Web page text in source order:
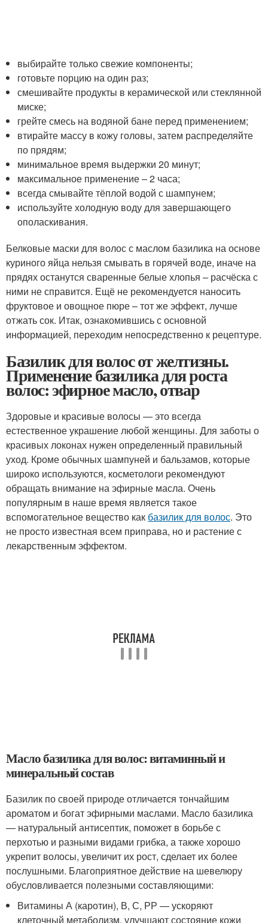
выбирайте только свежие компоненты;
готовьте порцию на один раз;
смешивайте продукты в керамической или стеклянной
миске;
грейте смесь на водяной бане перед применением;
втирайте массу в кожу головы, затем распределяйте
по прядям;
минимальное время выдержки 20 минут;
максимальное применение – 2 часа;
всегда смывайте тёплой водой с шампунем;
используйте холодную воду для завершающего
ополаскивания.
Белковые маски для волос с маслом базилика на основе
куриного яйца нельзя смывать в горячей воде, иначе на
прядях останутся сваренные белые хлопья – расчёска с
ними не справится. Ещё не рекомендуется наносить
фруктовое и овощное пюре – тот же эффект, лучше
отжать сок. Итак, ознакомившись с основной
информацией, переходим непосредственно к рецептуре.
Базилик для волос от желтизны.
Применение базилика для роста
волос: эфирное масло, отвар
Здоровые и красивые волосы — это всегда
естественное украшение любой женщины. Для заботы о
красивых локонах нужен определенный правильный
уход. Кроме обычных шампуней и бальзамов, которые
широко используются, косметологи рекомендуют
обращать внимание на эфирные масла. Очень
популярным в наше время является такое
вспомогательное вещество как базилик для волос. Это
не просто известная всем приправа, но и растение с
лекарственным эффектом.
Масло базилика для волос: витаминный и
минеральный состав
Базилик по своей природе отличается тончайшим
ароматом и богат эфирными маслами. Масло базилика
— натуральный антисептик, поможет в борьбе с
перхотью и разными видами грибка, а также хорошо
укрепит волосы, увеличит их рост, сделает их более
послушными. Благоприятное действие на шевелюру
обусловливается полезными составляющими:
Витамины А (каротин), В, С, РР — ускоряют
клеточный метаболизм, улучшают состояние кожи